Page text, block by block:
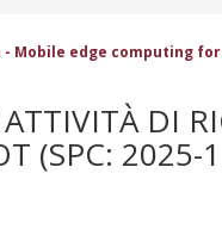
edge computing for
DI
(SPC: